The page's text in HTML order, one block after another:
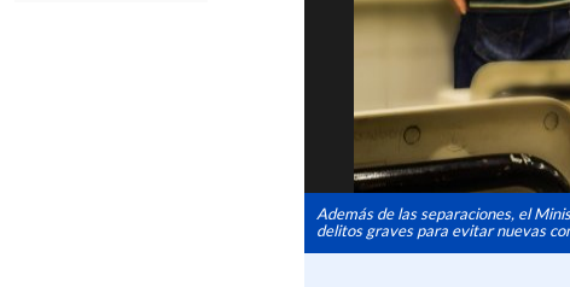
Además de las separaciones, el
delitos graves para evitar nuevas